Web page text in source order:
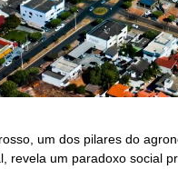
um dos pilares do
revela um paradoxo social